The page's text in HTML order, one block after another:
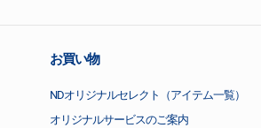
お買い物
NDオリジナルセレクト（アイテム一覧）
オリジナルサービスのご案内